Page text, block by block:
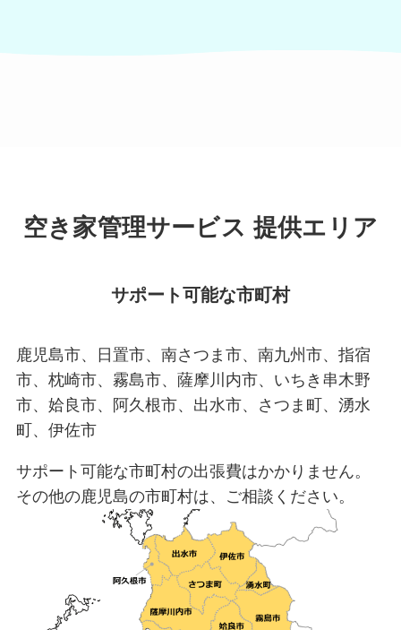
空き家管理サービス 提供エリア
サポート可能な市町村
鹿児島市、日置市、南さつま市、南九州市、指宿
市、枕崎市、霧島市、薩摩川内市、いちき串木野
市、姶良市、阿久根市、出水市、さつま町、湧水
町、伊佐市
サポート可能な市町村の出張費はかかりません。
その他の鹿児島の市町村は、ご相談ください。